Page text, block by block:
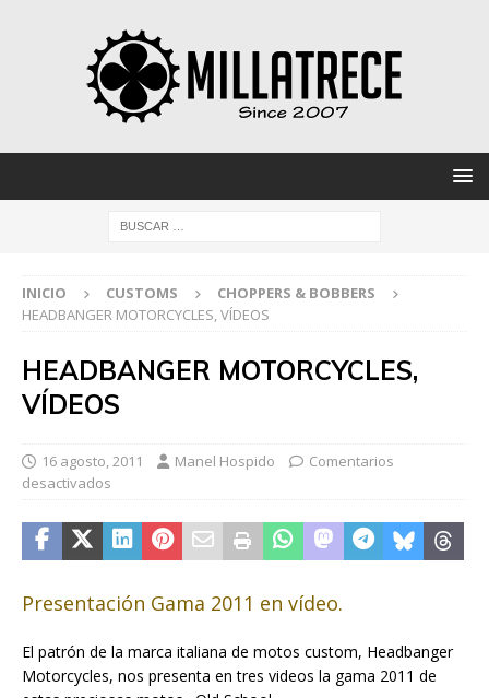
INICIO CUSTOMS
CHOPPERS & BOBBERS
HEADBANGER MOTORCYCLES, VÍDEOS
HEADBANGER MOTORCYCLES,
VÍDEOS
16 agosto, 2011 Manel Hospido
Comentarios
desactivados
Presentación Gama 2011 en vídeo.
El patrón de la marca italiana de motos custom, Headbanger
Motorcycles, nos presenta en tres videos la gama 2011 de